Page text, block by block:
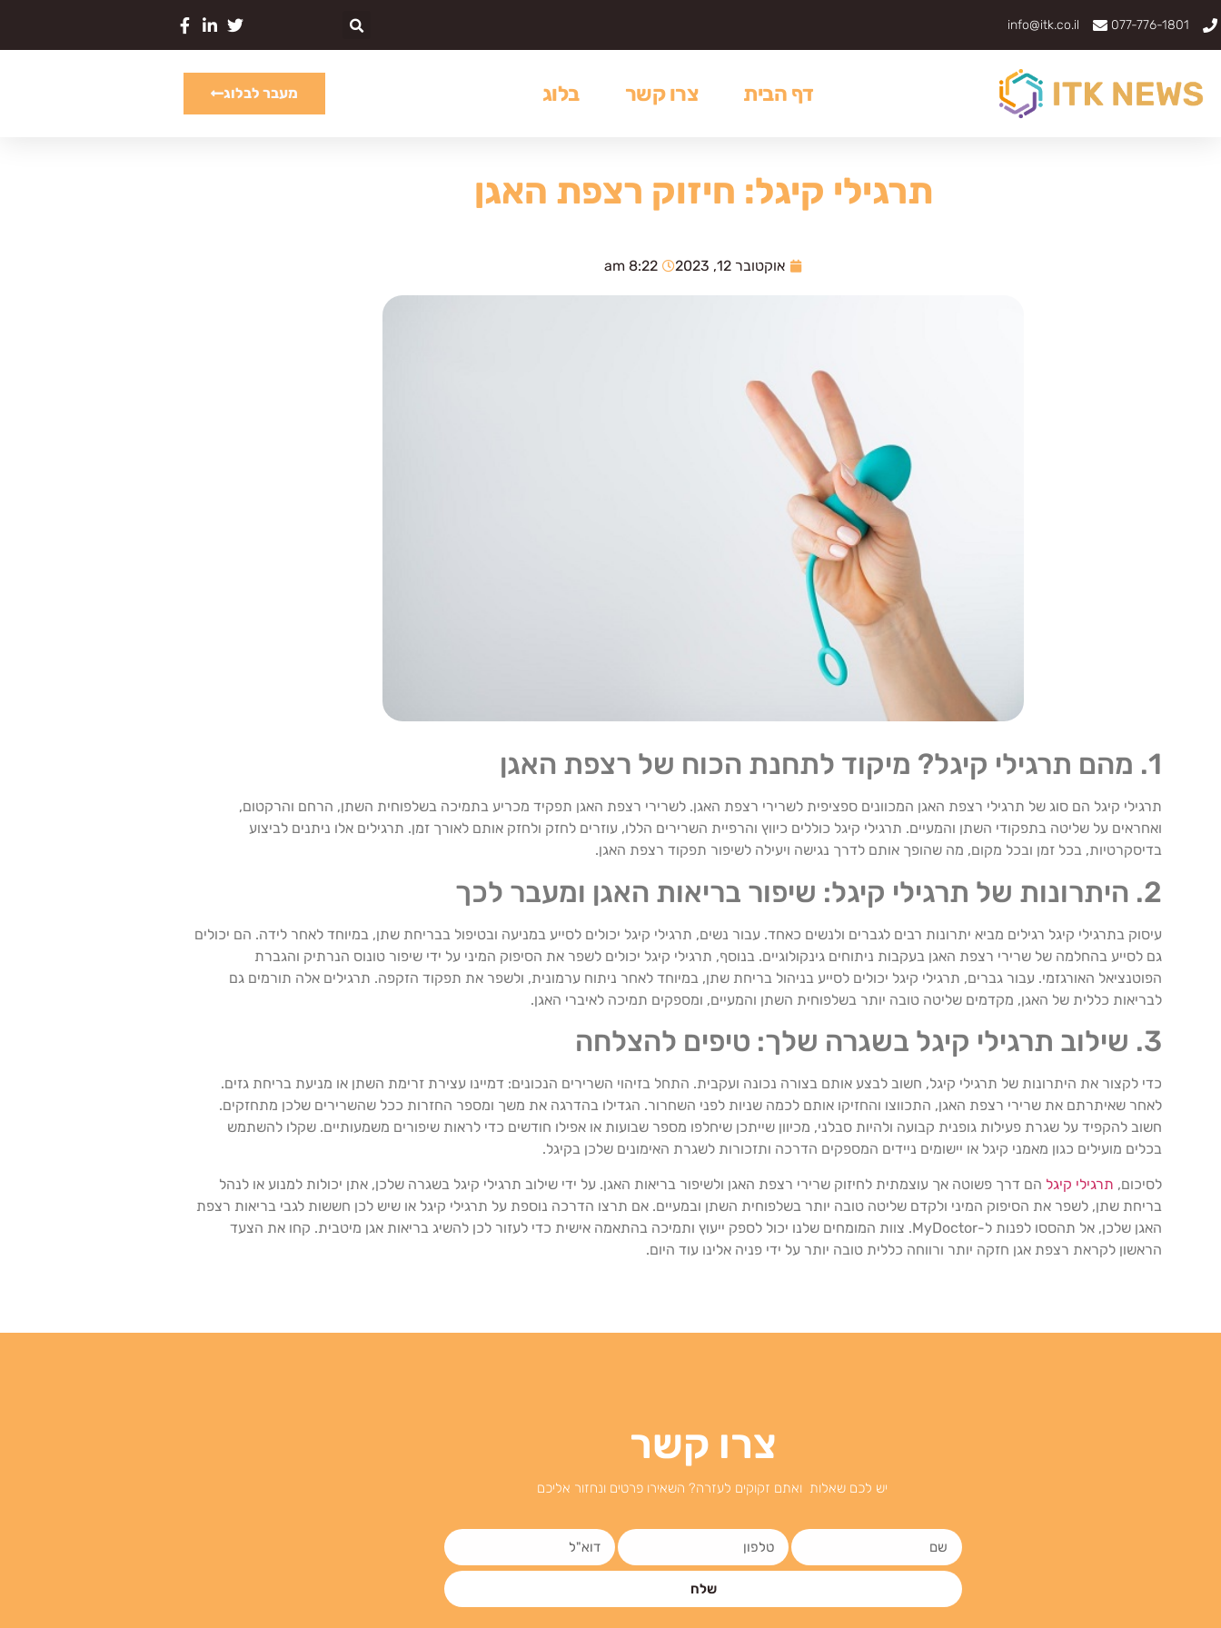
077-776-1801
info@itk.co.il
דף הבית צרו קשר בלוג מעבר לבלוג
תרגילי קיגל: חיזוק רצפת האגן
אוקטובר 12, 2023 8:22 am
1. מהם תרגילי קיגל? מיקוד לתחנת הכוח של רצפת האגן
תרגילי קיגל הם סוג של תרגילי רצפת האגן המכוונים ספציפית לשרירי רצפת האגן. לשרירי רצפת האגן תפקיד מכריע בתמיכה בשלפוחית ​​השתן, הרחם והרקטום,
ואחראים על שליטה בתפקודי השתן והמעיים. תרגילי קיגל כוללים כיווץ והרפיית השרירים הללו, עוזרים לחזק ולחזק אותם לאורך זמן. תרגילים אלו ניתנים לביצוע
בדיסקרטיות, בכל זמן ובכל מקום, מה שהופך אותם לדרך נגישה ויעילה לשיפור תפקוד רצפת האגן.
2. היתרונות של תרגילי קיגל: שיפור בריאות האגן ומעבר לכך
עיסוק בתרגילי קיגל רגילים מביא יתרונות רבים לגברים ולנשים כאחד. עבור נשים, תרגילי קיגל יכולים לסייע במניעה ובטיפול בבריחת שתן, במיוחד לאחר לידה. הם יכולים
גם לסייע בהחלמה של שרירי רצפת האגן בעקבות ניתוחים גינקולוגיים. בנוסף, תרגילי קיגל יכולים לשפר את הסיפוק המיני על ידי שיפור טונוס הנרתיק והגברת
הפוטנציאל האורגזמי. עבור גברים, תרגילי קיגל יכולים לסייע בניהול בריחת שתן, במיוחד לאחר ניתוח ערמונית, ולשפר את תפקוד הזקפה. תרגילים אלה תורמים גם
לבריאות כללית של האגן, מקדמים שליטה טובה יותר בשלפוחית ​​השתן והמעיים, ומספקים תמיכה לאיברי האגן.
3. שילוב תרגילי קיגל בשגרה שלך: טיפים להצלחה
כדי לקצור את היתרונות של תרגילי קיגל, חשוב לבצע אותם בצורה נכונה ועקבית. התחל בזיהוי השרירים הנכונים: דמיינו עצירת זרימת השתן או מניעת בריחת גזים.
לאחר שאיתרתם את שרירי רצפת האגן, התכווצו והחזיקו אותם לכמה שניות לפני השחרור. הגדילו בהדרגה את משך ומספר החזרות ככל שהשרירים שלכן מתחזקים.
חשוב להקפיד על שגרת פעילות גופנית קבועה ולהיות סבלני, מכיוון שייתכן שיחלפו מספר שבועות או אפילו חודשים כדי לראות שיפורים משמעותיים. שקלו להשתמש
בכלים מועילים כגון מאמני קיגל או יישומים ניידים המספקים הדרכה ותזכורות לשגרת האימונים שלכן בקיגל.
לסיכום, תרגילי קיגל הם דרך פשוטה אך עוצמתית לחיזוק שרירי רצפת האגן ולשיפור בריאות האגן. על ידי שילוב תרגילי קיגל בשגרה שלכן, אתן יכולות למנוע או לנהל
בריחת שתן, לשפר את הסיפוק המיני ולקדם שליטה טובה יותר בשלפוחית ​​השתן ובמעיים. אם תרצו הדרכה נוספת על תרגילי קיגל או שיש לכן חששות לגבי בריאות רצפת
האגן שלכן, אל תהססו לפנות ל-MyDoctor. צוות המומחים שלנו יכול לספק ייעוץ ותמיכה בהתאמה אישית כדי לעזור לכן להשיג בריאות אגן מיטבית. קחו את הצעד
הראשון לקראת רצפת אגן חזקה יותר ורווחה כללית טובה יותר על ידי פניה אלינו עוד היום.
צרו קשר
יש לכם שאלות ואתם זקוקים לעזרה? השאירו פרטים ונחזור אליכם
שלח